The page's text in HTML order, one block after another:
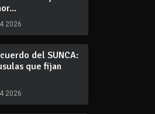
2026
del SUNCA:
que fijan
2026